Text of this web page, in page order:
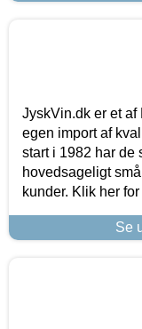
JyskVin.dk er et af
egen import af
start i 1982 har de
hovedsageligt
kunder. Klik her
Se